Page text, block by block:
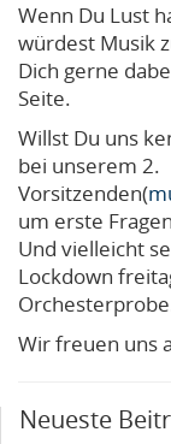
Wenn Du Lust
würdest Musik
Dich gerne
Seite.
Willst Du uns
bei unserem 2.
Vorsitzenden(
um erste
Und vielleicht
Lockdown
Wir freuen uns
Neueste